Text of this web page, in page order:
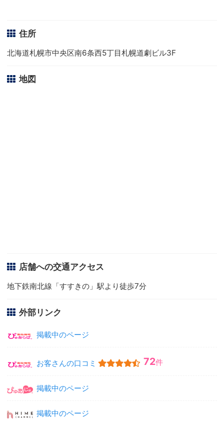
住所
北海道札幌市中央区南6条西5丁目札幌道劇ビル3F
地図
店舗への交通アクセス
地下鉄南北線「すすきの」駅より徒歩7分
外部リンク
掲載中のページ
お客さんの口コミ 72件
掲載中のページ
掲載中のページ